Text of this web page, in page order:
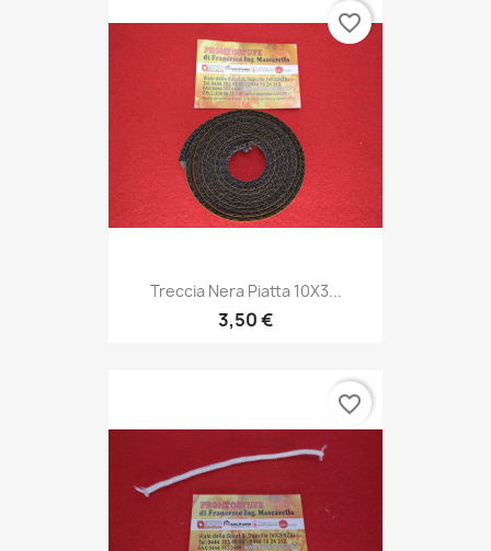
Treccia Nera Piatta 10X3...
3,50 €
favorite_border
favorite_border